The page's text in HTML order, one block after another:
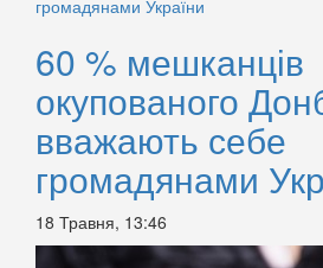
60 % мешканців
окупованого
вважають себе
громадянами
18 Травня, 13:46